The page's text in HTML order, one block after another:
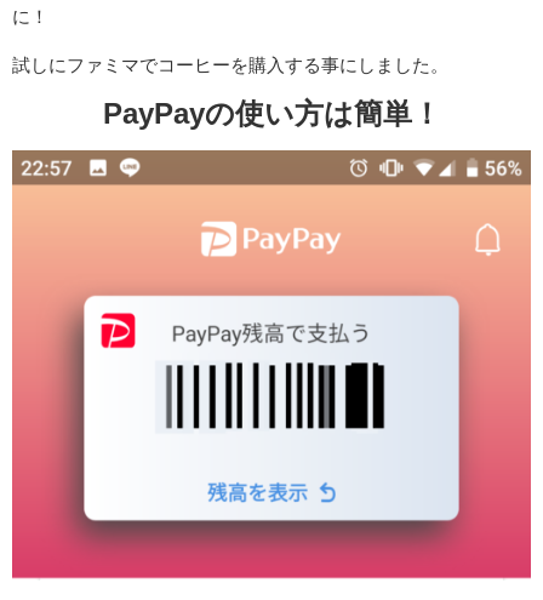
に！
試しにファミマでコーヒーを購入する事にしました。
PayPayの使い方は簡単！